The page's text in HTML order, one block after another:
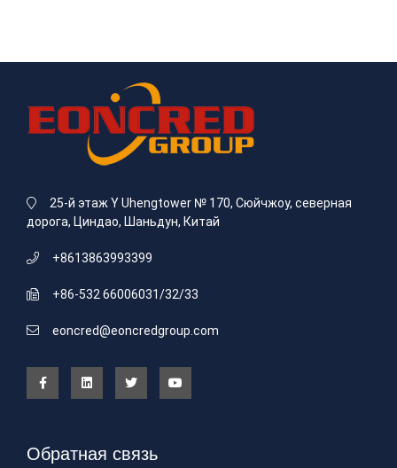
25-й этаж Y Uhengtower № 170, Сюйчжоу, северная
дорога, Циндао, Шаньдун, Китай
+8613863993399
+86-532 66006031/32/33
eoncred@eoncredgroup.com
Обратная связь